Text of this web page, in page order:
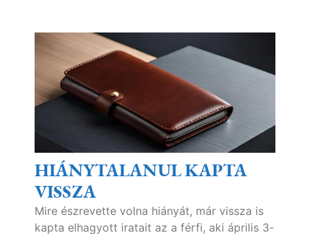
HIÁNYTALANUL KAPTA
VISSZA
Mire észrevette volna hiányát, már vissza is
kapta elhagyott iratait az a férfi, aki április 3-